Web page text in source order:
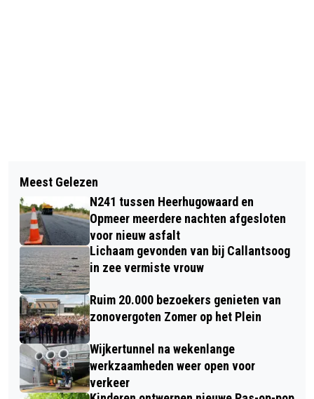
TENTOONSTELLING MAARTEN VAN
HEEMSKERCK ONTVANGT TOT NU TOE
75.000 BEZOEKERS
ALKMAAR VIERT WARME KERST IN DE
STAD
Meest Gelezen
N241 tussen Heerhugowaard en
Opmeer meerdere nachten afgesloten
voor nieuw asfalt
Lichaam gevonden van bij Callantsoog
in zee vermiste vrouw
Ruim 20.000 bezoekers genieten van
zonovergoten Zomer op het Plein
Wijkertunnel na wekenlange
werkzaamheden weer open voor
verkeer